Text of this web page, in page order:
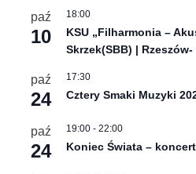
paź
10
18:00
KSU „Filharmonia –
Skrzek(SBB) |
paź
24
17:30
Cztery Smaki Muzyki
paź
24
19:00 - 22:00
Koniec Świata –